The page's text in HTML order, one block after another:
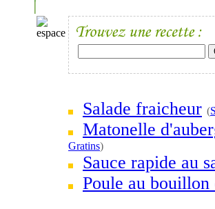
Salade fraicheur (
Matonelle
Gratins)
Sauce rapide au
Poule au bouillon